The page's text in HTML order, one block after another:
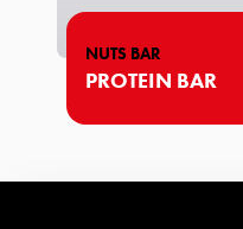
NUTS BAR
PROTEIN BAR